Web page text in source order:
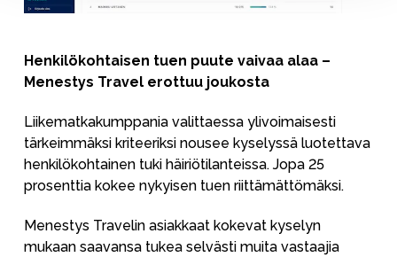
Henkilökohtaisen tuen puute vaivaa alaa –
Menestys Travel erottuu joukosta
Liikematkakumppania valittaessa ylivoimaisesti
tärkeimmäksi kriteeriksi nousee kyselyssä luotettava
henkilökohtainen tuki häiriötilanteissa. Jopa 25
prosenttia kokee nykyisen tuen riittämättömäksi.
Menestys Travelin asiakkaat kokevat kyselyn
mukaan saavansa tukea selvästi muita vastaajia